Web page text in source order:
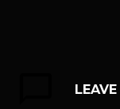
LEAVE